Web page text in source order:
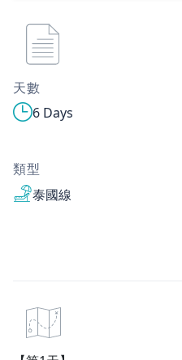
天數
6 Days
類型
泰國線